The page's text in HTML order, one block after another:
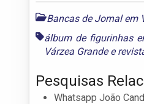
Bancas de Jornal em
álbum de figurinhas
Várzea Grandee
Pesquisas
Whatsapp João